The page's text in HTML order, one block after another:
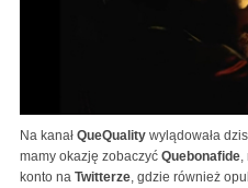
Na kanał QueQuality wylądowała
mamy okazję zobaczyć Quebonafide
konto na Twitterze , gdzie również